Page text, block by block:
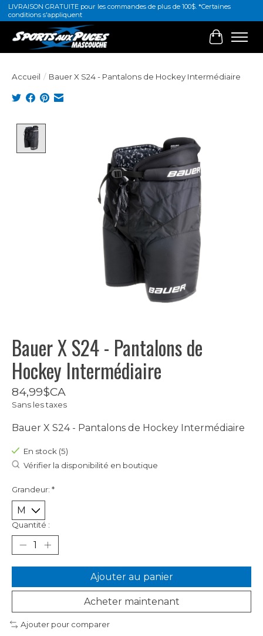
LIVRAISON GRATUITE pour les commandes de plus de 100$. *Certaines
conditions s'appliquent
Panier
Accueil / Bauer X S24 - Pantalons de Hockey Intermédiaire
Bauer X S24 - Pantalons de
Hockey Intermédiaire
84,99$CA
Sans les taxes
Bauer X S24 - Pantalons de Hockey Intermédiaire
En stock (5)
Vérifier la disponibilité en boutique
Grandeur: *
Quantité :
Ajouter au panier
Acheter maintenant
Ajouter pour comparer